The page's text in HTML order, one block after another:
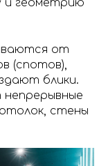
и геометрию
от
(спотов),
блики.
стены